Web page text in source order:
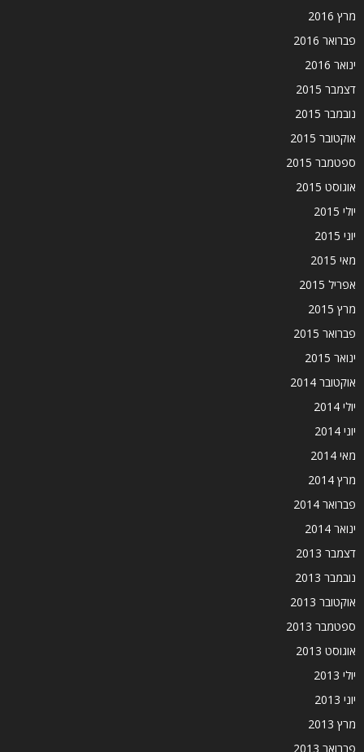
מרץ 2016
פברואר 2016
ינואר 2016
דצמבר 2015
נובמבר 2015
אוקטובר 2015
ספטמבר 2015
אוגוסט 2015
יולי 2015
יוני 2015
מאי 2015
אפריל 2015
מרץ 2015
פברואר 2015
ינואר 2015
אוקטובר 2014
יולי 2014
יוני 2014
מאי 2014
מרץ 2014
פברואר 2014
ינואר 2014
דצמבר 2013
נובמבר 2013
אוקטובר 2013
ספטמבר 2013
אוגוסט 2013
יולי 2013
יוני 2013
מרץ 2013
פברואר 2013